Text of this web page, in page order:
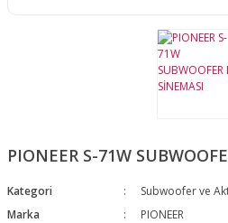
PIONEER S-71W
Kategori
Subwoofer ve
Marka
PIONEER